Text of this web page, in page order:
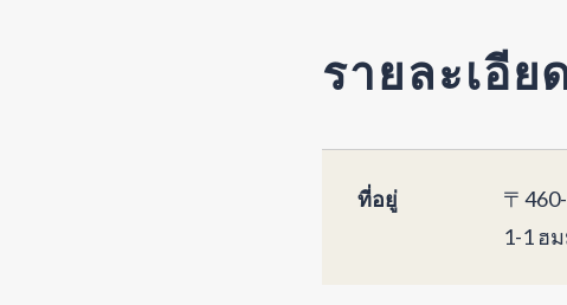
รายละเอีย
ที่อยู่
〒
1-1 ฮ